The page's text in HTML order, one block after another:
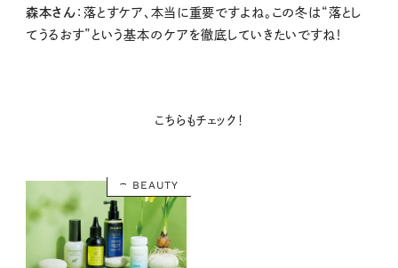
森本さん ：落とすケア、本当に重要ですよね。この冬は“落とし
てうるおす”という基本のケアを徹底していきたいですね！
こちらもチェック！
BEAUTY